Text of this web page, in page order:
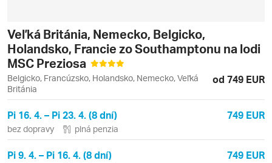
Veľká Británia, Nemecko, Belgicko,
Holandsko, Francie zo Southamptonu na lodi
MSC Preziosa
Belgicko, Francúzsko, Holandsko, Nemecko, Veľká
Británia
od 749 EUR
Pi 16. 4. – Pi 23. 4. (8 dní) 749 EUR
bez dopravy plná penzia
Pi 9. 4. – Pi 16. 4. (8 dní) 749 EUR